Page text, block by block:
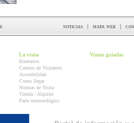
noticias | mapa web |
La visita
Itinerarios
Centros de Visitantes
Accesibilidad
Como llegar
Normas de Visita
Tienda / Alquiler
Parte meteorológico
Visitas guiadas